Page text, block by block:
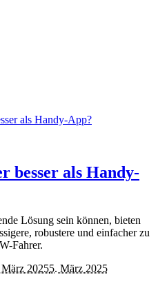
besser als Handy-
Lösung sein können, bieten
robustere und einfacher zu
Fahrer.
März 20255. März 2025